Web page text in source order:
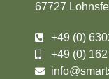
67727
+49 (0)
+49 (0)